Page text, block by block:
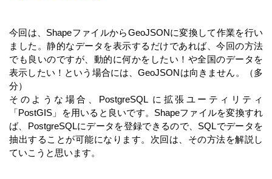
今回は、ShapeファイルからGeoJSONに変換して作業を行い
ました。静的なデータを表示するだけであれば、今回の方法
でも良いのですが、動的に何かをしたい！や全国のデータを
表示したい！という場合には、GeoJSONは向きません。（多
分）
そのような場合、PostgreSQL に拡張ユーティリティ
「PostGIS」を用いると良いです。Shapeファイルを変換すれ
ば、PostgreSQLにデータを登録できるので、SQLでデータを
抽出することが可能になります。次回は、その方法を解説し
ていこうと思います。